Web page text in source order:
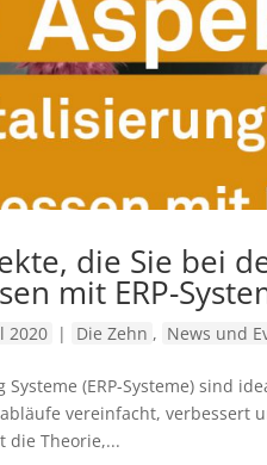
die Sie bei
mit ERP-
2020 | Die Zehn , News und
(ERP-Systeme) sind
vereinfacht,
die Theorie,...